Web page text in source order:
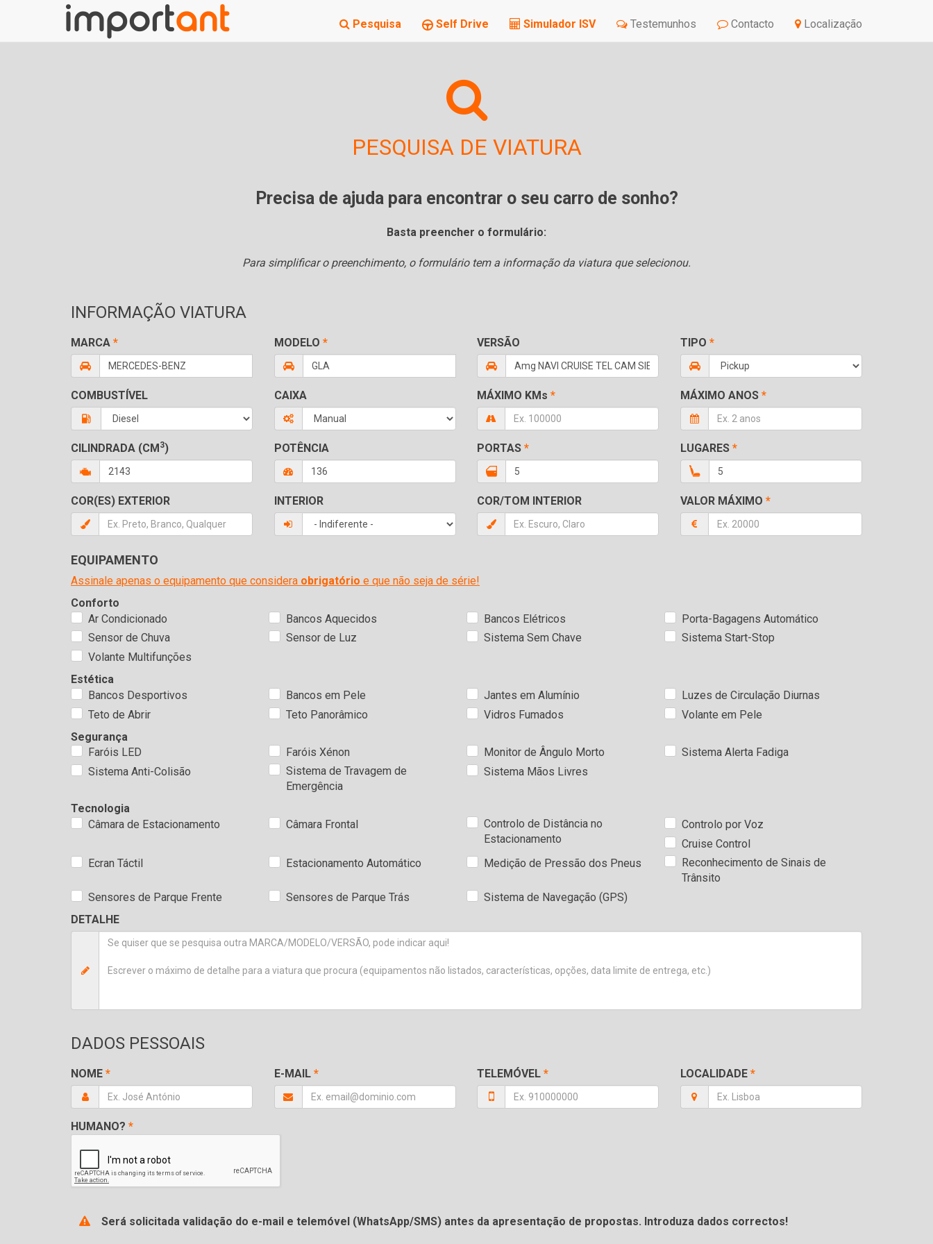
Pesquisa Self Drive Simulador ISV Testemunhos Contacto Localização
PESQUISA DE VIATURA
Precisa de ajuda para encontrar o seu carro de sonho?
Basta preencher o formulário:
Para simplificar o preenchimento, o formulário tem a informação da viatura que selecionou.
INFORMAÇÃO VIATURA
MARCA * MODELO * VERSÃO TIPO *
COMBUSTÍVEL CAIXA MÁXIMO KMs * MÁXIMO ANOS *
CILINDRADA (CM3) POTÊNCIA PORTAS * LUGARES *
COR(ES) EXTERIOR INTERIOR COR/TOM INTERIOR VALOR MÁXIMO *
EQUIPAMENTO
Assinale apenas o equipamento que considera obrigatório e que não seja de série!
Conforto
Ar Condicionado
Bancos Aquecidos Bancos Elétricos
Porta-Bagagens Automático
Sensor de Chuva
Sensor de Luz Sistema Sem Chave
Sistema Start-Stop
Volante Multifunções
Estética
Bancos Desportivos
Bancos em Pele Jantes em Alumínio
Luzes de Circulação Diurnas
Teto de Abrir
Teto Panorâmico Vidros Fumados
Volante em Pele
Segurança
Faróis LED
Faróis Xénon Monitor de Ângulo Morto
Sistema Alerta Fadiga
Sistema Anti-Colisão
Sistema de Travagem de
Emergência
Sistema Mãos Livres
Tecnologia
Câmara de Estacionamento
Câmara Frontal
Controlo de Distância no
Estacionamento
Controlo por Voz
Cruise Control
Ecran Táctil
Estacionamento Automático Medição de Pressão dos Pneus
Reconhecimento de Sinais de
Trânsito
Sensores de Parque Frente
Sensores de Parque Trás
Sistema de Navegação (GPS)
DETALHE
DADOS PESSOAIS
NOME * E-MAIL * TELEMÓVEL * LOCALIDADE *
HUMANO? *
Será solicitada validação do e-mail e telemóvel (WhatsApp/SMS) antes da apresentação de propostas. Introduza dados correctos!